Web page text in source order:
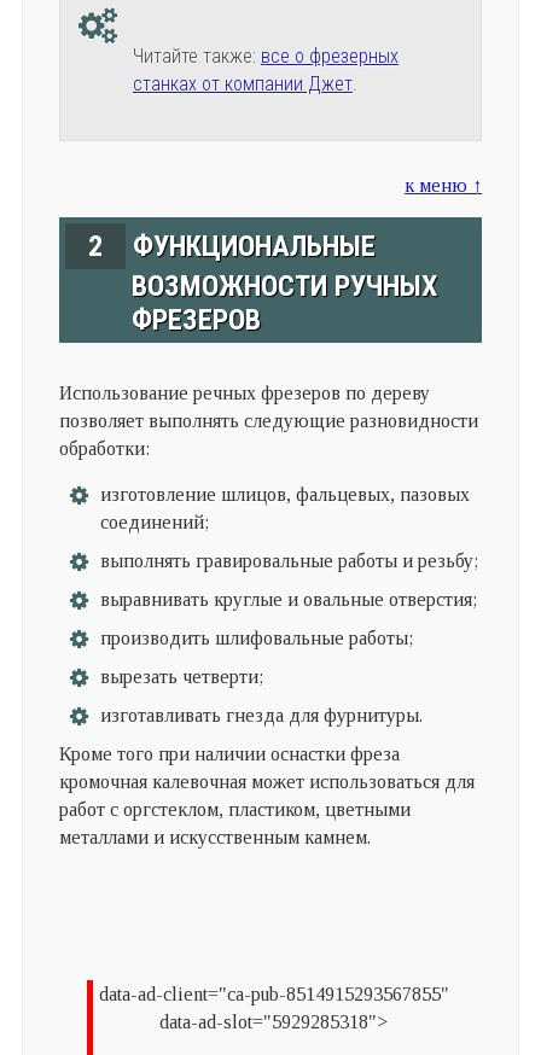
Читайте также: все о фрезерных
станках от компании Джет.
к меню ↑
2
ФУНКЦИОНАЛЬНЫЕ
ВОЗМОЖНОСТИ РУЧНЫХ
ФРЕЗЕРОВ
Использование речных фрезеров по дереву
позволяет выполнять следующие разновидности
обработки:
изготовление шлицов, фальцевых, пазовых
соединений;
выполнять гравировальные работы и резьбу;
выравнивать круглые и овальные отверстия;
производить шлифовальные работы;
вырезать четверти;
изготавливать гнезда для фурнитуры.
Кроме того при наличии оснастки фреза
кромочная калевочная может использоваться для
работ с оргстеклом, пластиком, цветными
металлами и искусственным камнем.
data-ad-client="ca-pub-8514915293567855"
data-ad-slot="5929285318">